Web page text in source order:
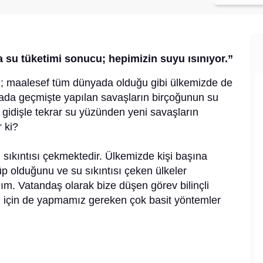
tüketimi sonucu; hepimizin suyu ısınıyor.”
maalesef tüm dünyada olduğu gibi ülkemizde de
geçmişte yapılan savaşların birçoğunun su
tekrar su yüzünden yeni savaşların
ki?
çekmektedir. Ülkemizde kişi başına
olduğunu ve su sıkıntısı çeken ülkeler
Vatandaş olarak bize düşen görev bilinçli
için de yapmamız gereken çok basit yöntemler